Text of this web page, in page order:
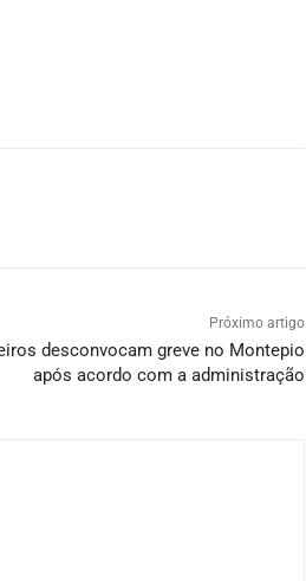
Próximo artigo
desconvocam greve no Montepio
após acordo com a administração